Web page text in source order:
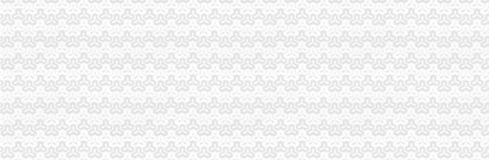
厦航长沙开分公司地方航空“圈地”提速-股票频道-金融界
哇！博弈长居开分公司了。。来看看他们公司的装修吧！-装修家居-
据说共鸣地产在西安开分公司了,请问谁知道地址呀？-买房-房天下问答
浦东张江公司注册开分公司办证件安诚会计李黎帮您办理-上海58同城
外地公司在成都开分公司需要办哪些手续分公司注册-成都58同城
现在广告部开分公司去叻,广告部没招到人之..-JUNE的主页
平湖市物业管理有限公司城开分公司_地图_公交路线查询